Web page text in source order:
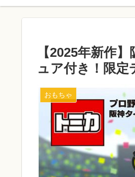
【2025年新作
ュア付き！限
おもちゃ